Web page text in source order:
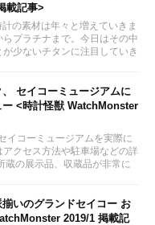
載記事>
の素材は年々と増えていきま
プラチナまで。今日はその中
少ないチタンに注目していき
セイコーミュージアムに
<時計怪獣 WatchMonster
イコーミュージアムを実際に
クセス方法や駐車場などの詳
蔵の展示品、収蔵品が非常に
揃いのグランドセイコー お
2019/1 掲載記